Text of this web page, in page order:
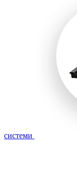
системи